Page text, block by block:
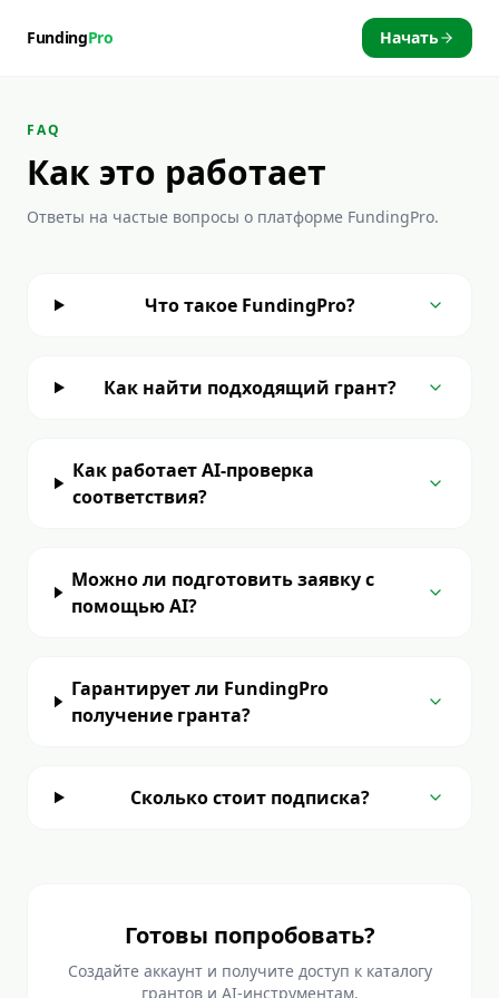
FundingPro Начать
FAQ
Как это работает
Ответы на частые вопросы о платформе FundingPro.
Что такое FundingPro?
Как найти подходящий грант?
Как работает AI-проверка
соответствия?
Можно ли подготовить заявку с
помощью AI?
Гарантирует ли FundingPro
получение гранта?
Сколько стоит подписка?
Готовы попробовать?
Создайте аккаунт и получите доступ к каталогу
грантов и AI-инструментам.